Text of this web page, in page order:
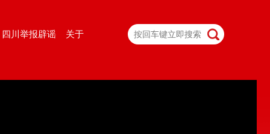
四川举报辟谣 关于